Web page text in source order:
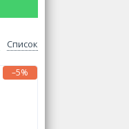
Список
–5%